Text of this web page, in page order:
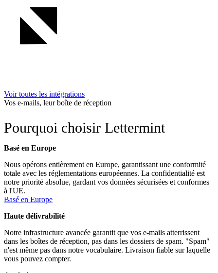
Voir toutes les intégrations
Vos e-mails, leur boîte de réception
Pourquoi choisir Lettermint
Basé en Europe
Nous opérons entièrement en Europe, garantissant une conformité
totale avec les réglementations européennes. La confidentialité est
notre priorité absolue, gardant vos données sécurisées et conformes
à l'UE.
Basé en Europe
Haute délivrabilité
Notre infrastructure avancée garantit que vos e-mails atterrissent
dans les boîtes de réception, pas dans les dossiers de spam. "Spam"
n'est même pas dans notre vocabulaire. Livraison fiable sur laquelle
vous pouvez compter.